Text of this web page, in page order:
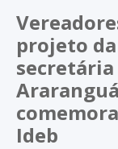
projeto
secretária
Ideb